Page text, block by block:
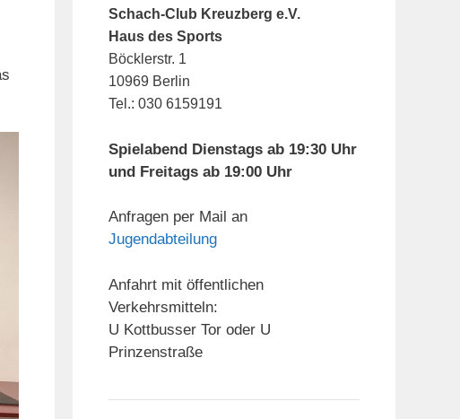
Schach-Club Kreuzberg e.V.
Haus des Sports
Böcklerstr. 1
10969 Berlin
Tel.: 030 6159191
Spielabend Dienstags ab 19:30 Uhr
und Freitags ab 19:00 Uhr
Anfragen per Mail an
Jugendabteilung
Anfahrt mit öffentlichen
Verkehrsmitteln:
U Kottbusser Tor oder U
Prinzenstraße